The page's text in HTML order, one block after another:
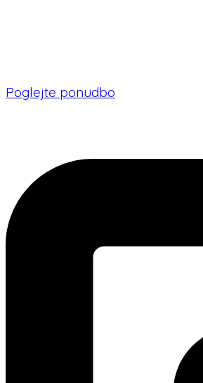
Poglejte ponudbo